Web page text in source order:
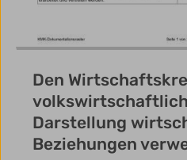
Den
Darstellung
Beziehungen